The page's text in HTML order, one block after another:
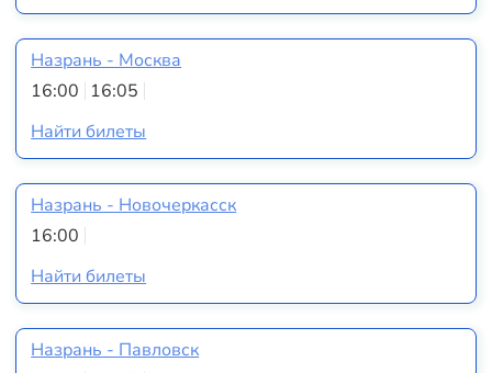
Назрань - Москва
16:00 16:05
Найти билеты
Назрань - Новочеркасск
16:00
Найти билеты
Назрань - Павловск